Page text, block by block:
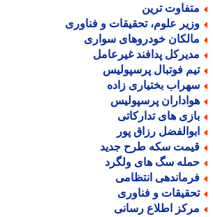
ترین
علوم، تحقیقات و فناوری
خودروهای سواری
پدافند غیرعامل
فوتبال پرسپولیس
بختیاری زاده
پرسپولیس
های تدارکاتی
رزاق پور
سکه طرح جدید
سگ های ولگرد
انتظامی
و فناوری
اطلاع رسانی